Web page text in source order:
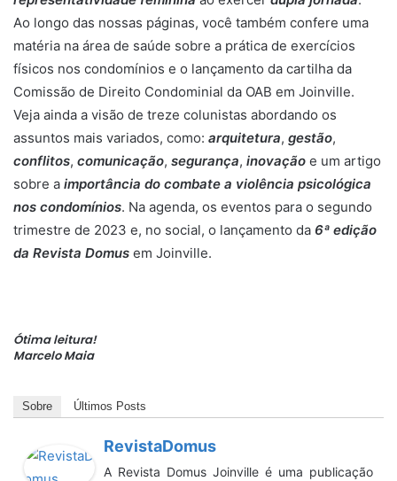
a
i
l
Ao longo das nossas páginas, você também confere uma
matéria na área de saúde sobre a prática de exercícios
físicos nos condomínios e o lançamento da cartilha da
Comissão de Direito Condominial da OAB em Joinville.
Veja ainda a visão de treze colunistas abordando os
assuntos mais variados, como: arquitetura, gestão,
conflitos, comunicação, segurança, inovação e um artigo
sobre a importância do combate a violência psicológica
nos condomínios. Na agenda, os eventos para o segundo
trimestre de 2023 e, no social, o lançamento da 6ª edição
da Revista Domus em Joinville.
Ótima leitura!
Marcelo Maia
Sobre Últimos Posts
RevistaDomus
A Revista Domus Joinville é uma publicação